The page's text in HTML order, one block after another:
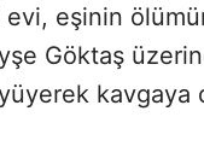
evi, eşinin
Göktaş
kavgaya